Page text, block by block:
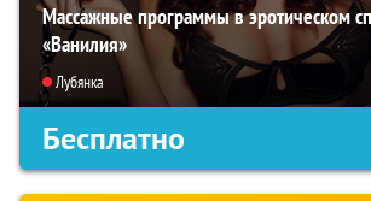
Массажные программы в эротическом
«Ванилия»
Лубянка
Бесплатно